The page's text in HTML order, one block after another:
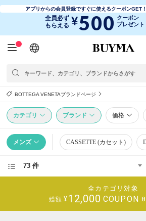
アプリからの会員登録ですぐに使えるクーポンGET！
全員必ず
もらえる ¥500 クーポン
プレゼント
日本語
English
简体中文
繁體中文
BOTTEGA VENETAブランドページ
カテゴリ ブランド 価格
メンズ CASSETTE (カセット)
73 件
全カテゴリ対象
総額 ¥12,000 COUPON